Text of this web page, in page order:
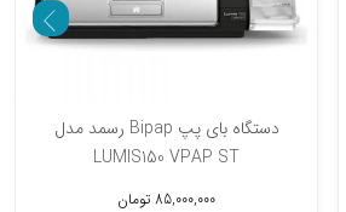
بای پپ سفام دریم استار مدل ST
(فرانسه)
110,000,000 تومان